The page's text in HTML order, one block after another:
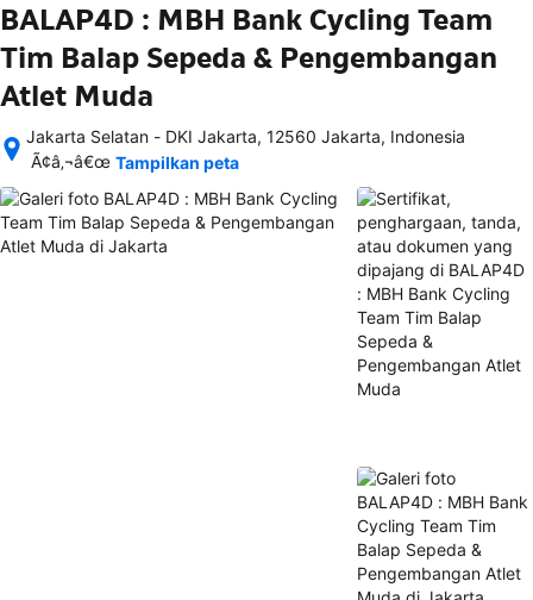
BALAP4D : MBH Bank Cycling Team
Tim Balap Sepeda & Pengembangan
Atlet Muda
Jakarta Selatan - DKI Jakarta, 12560 Jakarta, Indonesia
Setelah
semua
rincian
akomodasi
Ã¢â‚¬â€œ Tampilkan peta